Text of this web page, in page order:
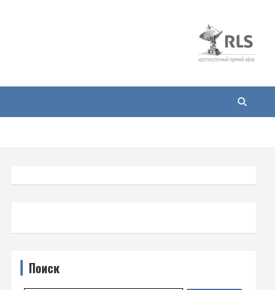
Поиск